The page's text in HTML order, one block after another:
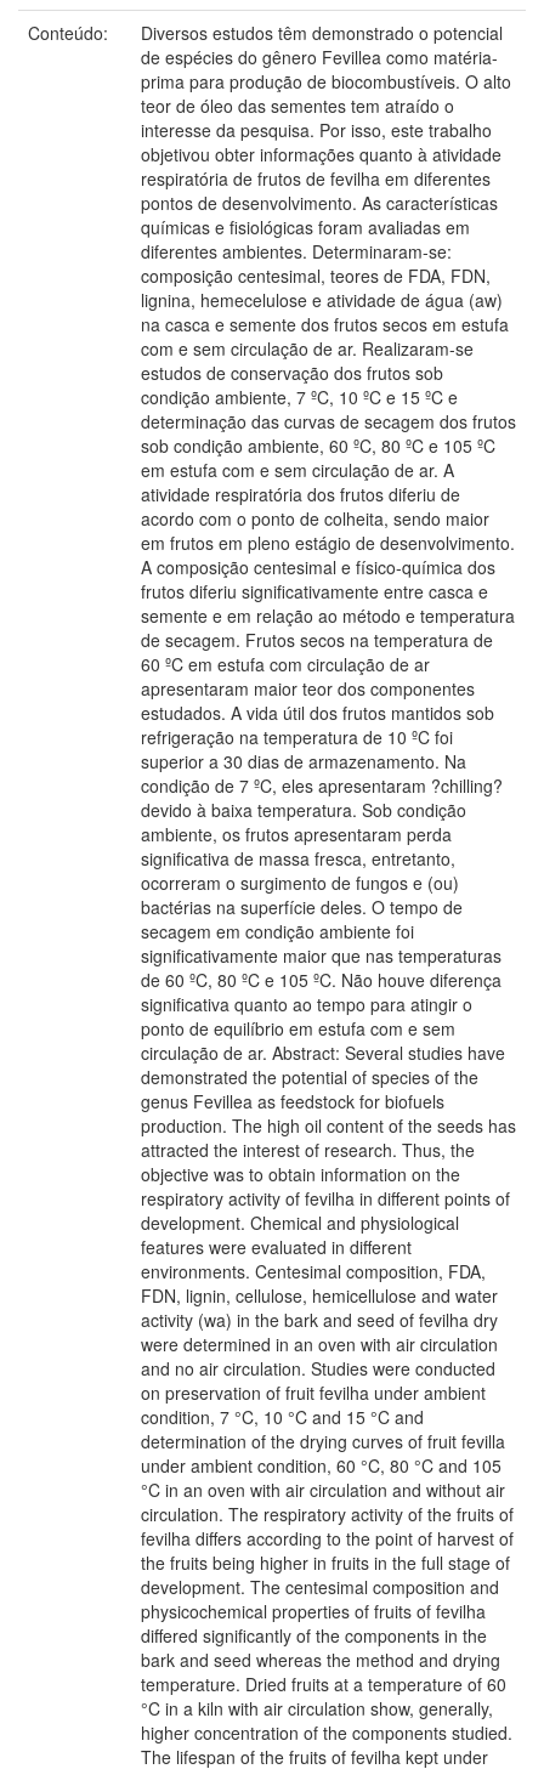
Conteúdo:
Diversos estudos têm demonstrado o potencial
de espécies do gênero Fevillea como matéria-
prima para produção de biocombustíveis. O alto
teor de óleo das sementes tem atraído o
interesse da pesquisa. Por isso, este trabalho
objetivou obter informações quanto à atividade
respiratória de frutos de fevilha em diferentes
pontos de desenvolvimento. As características
químicas e fisiológicas foram avaliadas em
diferentes ambientes. Determinaram-se:
composição centesimal, teores de FDA, FDN,
lignina, hemecelulose e atividade de água (aw)
na casca e semente dos frutos secos em estufa
com e sem circulação de ar. Realizaram-se
estudos de conservação dos frutos sob
condição ambiente, 7 ºC, 10 ºC e 15 ºC e
determinação das curvas de secagem dos frutos
sob condição ambiente, 60 ºC, 80 ºC e 105 ºC
em estufa com e sem circulação de ar. A
atividade respiratória dos frutos diferiu de
acordo com o ponto de colheita, sendo maior
em frutos em pleno estágio de desenvolvimento.
A composição centesimal e físico-química dos
frutos diferiu significativamente entre casca e
semente e em relação ao método e temperatura
de secagem. Frutos secos na temperatura de
60 ºC em estufa com circulação de ar
apresentaram maior teor dos componentes
estudados. A vida útil dos frutos mantidos sob
refrigeração na temperatura de 10 ºC foi
superior a 30 dias de armazenamento. Na
condição de 7 ºC, eles apresentaram ?chilling?
devido à baixa temperatura. Sob condição
ambiente, os frutos apresentaram perda
significativa de massa fresca, entretanto,
ocorreram o surgimento de fungos e (ou)
bactérias na superfície deles. O tempo de
secagem em condição ambiente foi
significativamente maior que nas temperaturas
de 60 ºC, 80 ºC e 105 ºC. Não houve diferença
significativa quanto ao tempo para atingir o
ponto de equilíbrio em estufa com e sem
circulação de ar. Abstract: Several studies have
demonstrated the potential of species of the
genus Fevillea as feedstock for biofuels
production. The high oil content of the seeds has
attracted the interest of research. Thus, the
objective was to obtain information on the
respiratory activity of fevilha in different points of
development. Chemical and physiological
features were evaluated in different
environments. Centesimal composition, FDA,
FDN, lignin, cellulose, hemicellulose and water
activity (wa) in the bark and seed of fevilha dry
were determined in an oven with air circulation
and no air circulation. Studies were conducted
on preservation of fruit fevilha under ambient
condition, 7 °C, 10 °C and 15 °C and
determination of the drying curves of fruit fevilla
under ambient condition, 60 °C, 80 °C and 105
°C in an oven with air circulation and without air
circulation. The respiratory activity of the fruits of
fevilha differs according to the point of harvest of
the fruits being higher in fruits in the full stage of
development. The centesimal composition and
physicochemical properties of fruits of fevilha
differed significantly of the components in the
bark and seed whereas the method and drying
temperature. Dried fruits at a temperature of 60
°C in a kiln with air circulation show, generally,
higher concentration of the components studied.
The lifespan of the fruits of fevilha kept under